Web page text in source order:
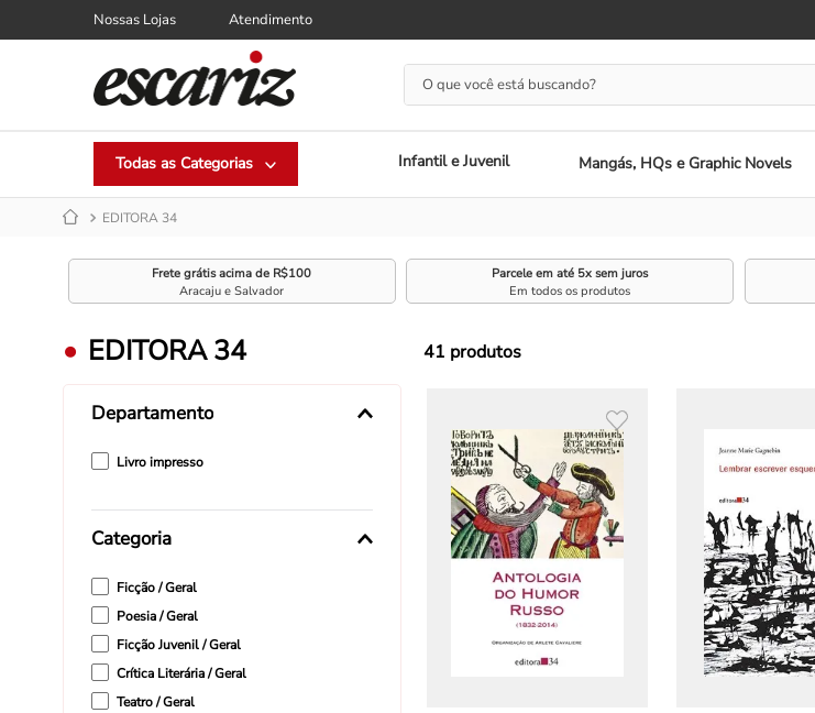
Nossas Lojas Atendimento
O que você está buscando?
Infantil e Juvenil Mangás, HQs e Graphic Novels
EDITORA 34
Frete grátis acima de R$100
Aracaju e Salvador
Parcele em até 5x sem juros
Em todos os produtos
EDITORA 34
Departamento
Livro impresso
Categoria
Ficção / Geral
Poesia / Geral
Ficção Juvenil / Geral
Crítica Literária / Geral
Teatro / Geral
41 produtos